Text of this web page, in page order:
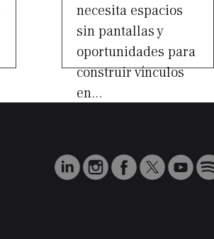
necesita espacios
sin pantallas y
oportunidades para
construir vínculos
en...